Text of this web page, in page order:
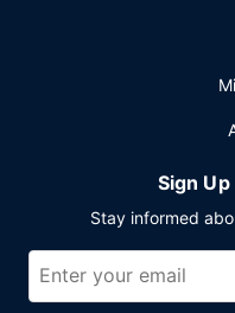
Sign
Stay informed